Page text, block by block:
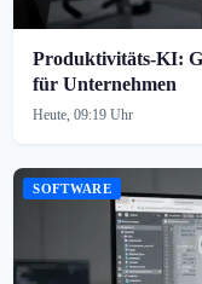
Produktivitäts-KI:
für Unternehmen
Heute, 09:19 Uhr
SOFTWARE